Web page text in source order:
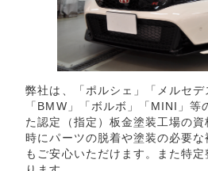
弊社は、「ポルシェ」「メルセデ
「BMW」「ボルボ」「MINI」等
た認定（指定）板金塗装工場の
時にパーツの脱着や塗装の必要
もご安心いただけます。また特